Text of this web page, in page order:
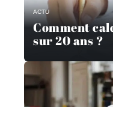
ACTU
Comment
sur 20 ans ?